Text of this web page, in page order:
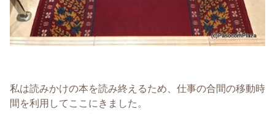
私は読みかけの本を読み終えるため、仕事の合間の移動時
間を利用してここにきました。